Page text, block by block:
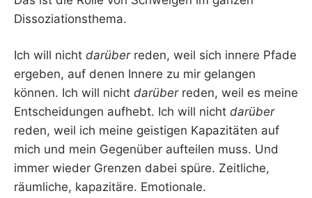
Dissoziationsthema.
Ich will nicht darüberreden, weil sich innere Pfade
ergeben, auf denen Innere zu mir gelangen
können. Ich will nicht darüberreden, weil es meine
Entscheidungen aufhebt. Ich will nicht darüber
reden, weil ich meine geistigen Kapazitäten auf
mich und mein Gegenüber aufteilen muss. Und
immer wieder Grenzen dabei spüre. Zeitliche,
räumliche, kapazitäre. Emotionale.